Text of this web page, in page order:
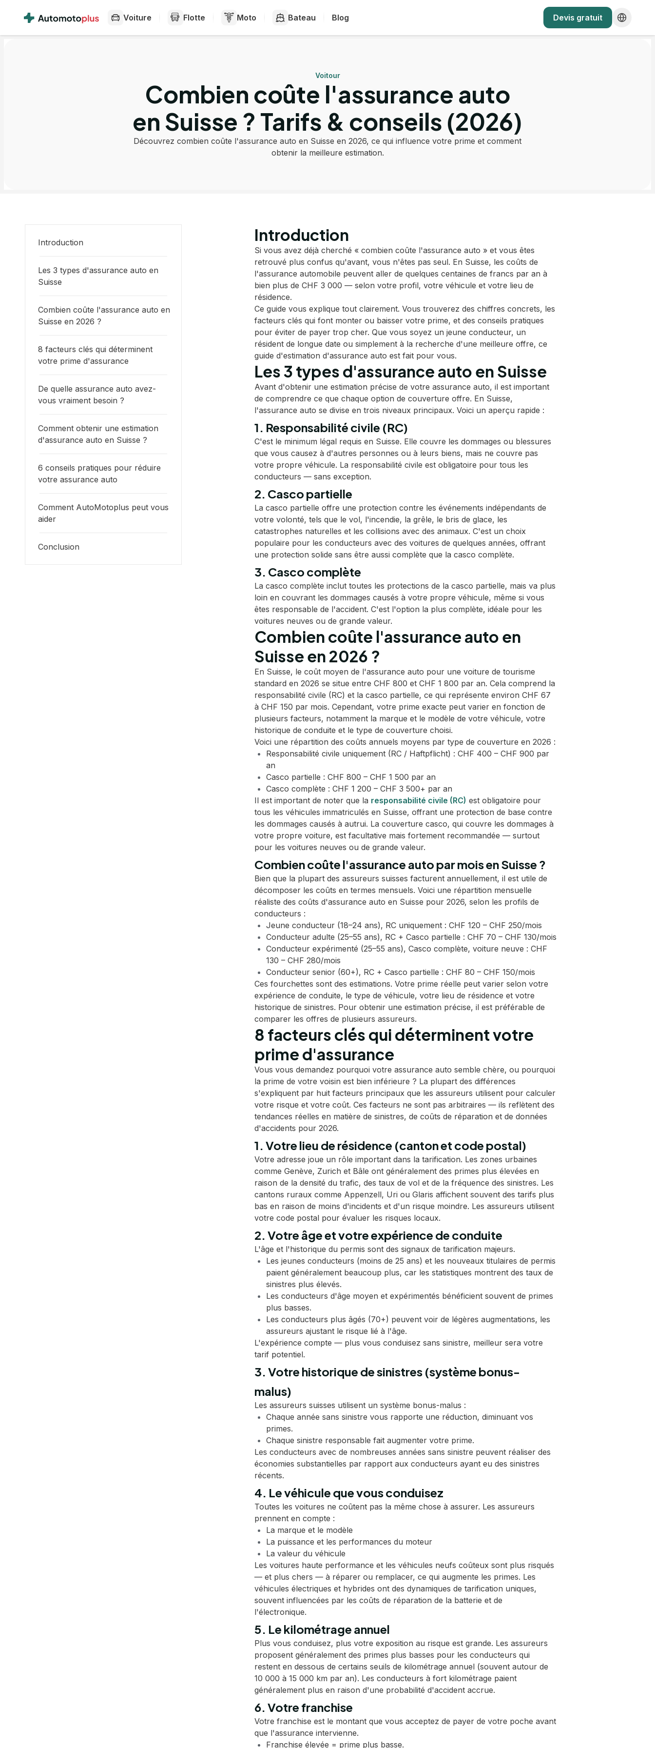
Voiture Flotte Moto Bateau Blog Devis gratuit
Voitour
Combien coûte l'assurance auto
en Suisse ? Tarifs & conseils (2026)
Découvrez combien coûte l'assurance auto en Suisse en 2026, ce qui influence votre prime et comment
obtenir la meilleure estimation.
Introduction
Les 3 types d'assurance auto en
Suisse
Combien coûte l'assurance auto en
Suisse en 2026 ?
8 facteurs clés qui déterminent
votre prime d'assurance
De quelle assurance auto avez-
vous vraiment besoin ?
Comment obtenir une estimation
d'assurance auto en Suisse ?
6 conseils pratiques pour réduire
votre assurance auto
Comment AutoMotoplus peut vous
aider
Conclusion
Introduction
Si vous avez déjà cherché « combien coûte l'assurance auto » et vous êtes
retrouvé plus confus qu'avant, vous n'êtes pas seul. En Suisse, les coûts de
l'assurance automobile peuvent aller de quelques centaines de francs par an à
bien plus de CHF 3 000 — selon votre profil, votre véhicule et votre lieu de
résidence.
Ce guide vous explique tout clairement. Vous trouverez des chiffres concrets, les
facteurs clés qui font monter ou baisser votre prime, et des conseils pratiques
pour éviter de payer trop cher. Que vous soyez un jeune conducteur, un
résident de longue date ou simplement à la recherche d'une meilleure offre, ce
guide d'estimation d'assurance auto est fait pour vous.
Les 3 types d'assurance auto en Suisse
Avant d'obtenir une estimation précise de votre assurance auto, il est important
de comprendre ce que chaque option de couverture offre. En Suisse,
l'assurance auto se divise en trois niveaux principaux. Voici un aperçu rapide :
1. Responsabilité civile (RC)
C'est le minimum légal requis en Suisse. Elle couvre les dommages ou blessures
que vous causez à d'autres personnes ou à leurs biens, mais ne couvre pas
votre propre véhicule. La responsabilité civile est obligatoire pour tous les
conducteurs — sans exception.
2. Casco partielle
La casco partielle offre une protection contre les événements indépendants de
votre volonté, tels que le vol, l'incendie, la grêle, le bris de glace, les
catastrophes naturelles et les collisions avec des animaux. C'est un choix
populaire pour les conducteurs avec des voitures de quelques années, offrant
une protection solide sans être aussi complète que la casco complète.
3. Casco complète
La casco complète inclut toutes les protections de la casco partielle, mais va plus
loin en couvrant les dommages causés à votre propre véhicule, même si vous
êtes responsable de l'accident. C'est l'option la plus complète, idéale pour les
voitures neuves ou de grande valeur.
Combien coûte l'assurance auto en
Suisse en 2026 ?
En Suisse, le coût moyen de l'assurance auto pour une voiture de tourisme
standard en 2026 se situe entre CHF 800 et CHF 1 800 par an. Cela comprend la
responsabilité civile (RC) et la casco partielle, ce qui représente environ CHF 67
à CHF 150 par mois. Cependant, votre prime exacte peut varier en fonction de
plusieurs facteurs, notamment la marque et le modèle de votre véhicule, votre
historique de conduite et le type de couverture choisi.
Voici une répartition des coûts annuels moyens par type de couverture en 2026 :
Responsabilité civile uniquement (RC / Haftpflicht) : CHF 400 – CHF 900 par
an
Casco partielle : CHF 800 – CHF 1 500 par an
Casco complète : CHF 1 200 – CHF 3 500+ par an
Il est important de noter que la responsabilité civile (RC) est obligatoire pour
tous les véhicules immatriculés en Suisse, offrant une protection de base contre
les dommages causés à autrui. La couverture casco, qui couvre les dommages à
votre propre voiture, est facultative mais fortement recommandée — surtout
pour les voitures neuves ou de grande valeur.
Combien coûte l'assurance auto par mois en Suisse ?
Bien que la plupart des assureurs suisses facturent annuellement, il est utile de
décomposer les coûts en termes mensuels. Voici une répartition mensuelle
réaliste des coûts d'assurance auto en Suisse pour 2026, selon les profils de
conducteurs :
Jeune conducteur (18–24 ans), RC uniquement : CHF 120 – CHF 250/mois
Conducteur adulte (25–55 ans), RC + Casco partielle : CHF 70 – CHF 130/mois
Conducteur expérimenté (25–55 ans), Casco complète, voiture neuve : CHF
130 – CHF 280/mois
Conducteur senior (60+), RC + Casco partielle : CHF 80 – CHF 150/mois
Ces fourchettes sont des estimations. Votre prime réelle peut varier selon votre
expérience de conduite, le type de véhicule, votre lieu de résidence et votre
historique de sinistres. Pour obtenir une estimation précise, il est préférable de
comparer les offres de plusieurs assureurs.
8 facteurs clés qui déterminent votre
prime d'assurance
Vous vous demandez pourquoi votre assurance auto semble chère, ou pourquoi
la prime de votre voisin est bien inférieure ? La plupart des différences
s'expliquent par huit facteurs principaux que les assureurs utilisent pour calculer
votre risque et votre coût. Ces facteurs ne sont pas arbitraires — ils reflètent des
tendances réelles en matière de sinistres, de coûts de réparation et de données
d'accidents pour 2026.
1. Votre lieu de résidence (canton et code postal)
Votre adresse joue un rôle important dans la tarification. Les zones urbaines
comme Genève, Zurich et Bâle ont généralement des primes plus élevées en
raison de la densité du trafic, des taux de vol et de la fréquence des sinistres. Les
cantons ruraux comme Appenzell, Uri ou Glaris affichent souvent des tarifs plus
bas en raison de moins d'incidents et d'un risque moindre. Les assureurs utilisent
votre code postal pour évaluer les risques locaux.
2. Votre âge et votre expérience de conduite
L'âge et l'historique du permis sont des signaux de tarification majeurs.
Les jeunes conducteurs (moins de 25 ans) et les nouveaux titulaires de permis
paient généralement beaucoup plus, car les statistiques montrent des taux de
sinistres plus élevés.
Les conducteurs d'âge moyen et expérimentés bénéficient souvent de primes
plus basses.
Les conducteurs plus âgés (70+) peuvent voir de légères augmentations, les
assureurs ajustant le risque lié à l'âge.
L'expérience compte — plus vous conduisez sans sinistre, meilleur sera votre
tarif potentiel.
3. Votre historique de sinistres (système bonus-
malus)
Les assureurs suisses utilisent un système bonus-malus :
Chaque année sans sinistre vous rapporte une réduction, diminuant vos
primes.
Chaque sinistre responsable fait augmenter votre prime.
Les conducteurs avec de nombreuses années sans sinistre peuvent réaliser des
économies substantielles par rapport aux conducteurs ayant eu des sinistres
récents.
4. Le véhicule que vous conduisez
Toutes les voitures ne coûtent pas la même chose à assurer. Les assureurs
prennent en compte :
La marque et le modèle
La puissance et les performances du moteur
La valeur du véhicule
Les voitures haute performance et les véhicules neufs coûteux sont plus risqués
— et plus chers — à réparer ou remplacer, ce qui augmente les primes. Les
véhicules électriques et hybrides ont des dynamiques de tarification uniques,
souvent influencées par les coûts de réparation de la batterie et de
l'électronique.
5. Le kilométrage annuel
Plus vous conduisez, plus votre exposition au risque est grande. Les assureurs
proposent généralement des primes plus basses pour les conducteurs qui
restent en dessous de certains seuils de kilométrage annuel (souvent autour de
10 000 à 15 000 km par an). Les conducteurs à fort kilométrage paient
généralement plus en raison d'une probabilité d'accident accrue.
6. Votre franchise
Votre franchise est le montant que vous acceptez de payer de votre poche avant
que l'assurance intervienne.
Franchise élevée = prime plus basse.